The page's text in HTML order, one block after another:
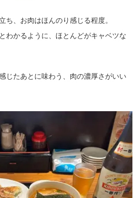
ち、お肉はほんのり感じる程度。
わかるように、ほとんどがキャベツな
じたあとに味わう、肉の濃厚さがいい